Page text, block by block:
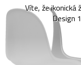
Víte, že ikonická
Design